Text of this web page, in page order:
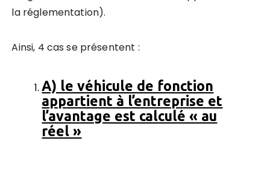
la réglementation).
Ainsi, 4 cas se présentent :
A) le véhicule de fonction
appartient à l’entreprise et
l’avantage est calculé « au
réel »